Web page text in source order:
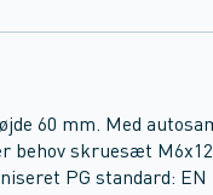
60 mm. Med
skruesæt M6x12
PG standard: EN